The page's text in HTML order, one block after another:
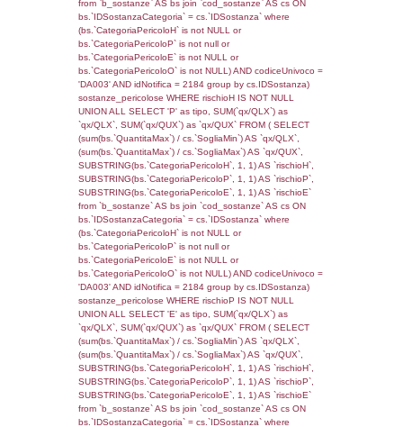
f_territori_limitrofi.Direzione,
f_territori_limitrofi.Denominazione,
rofi.DescAltro FROM f_territori_limitrofi
cod_territori_tipologia ON
(f_territori_limitrofi.IDTipologiaTerritorio =
cod_territori_tipologia.IDTipologiaTerritorio)
(f_territori_limitrofi.IDTipoTerritorio =
cod_territori_tipologia.IDTerritorioTP)
(((f_territori_limitrofi.IDNotifica)=255) AND
((f_territori_limitrofi.IDTipoTerritorio)=6)),
0.070658922195435
sql: SELECT f_territori_limitrofi.Distanza,
f_territori_limitrofi.Direzione,
f_territori_limitrofi.Denominazione,
rofi.DescAltro FROM f_territori_limitrofi
cod_territori_tipologia ON
(f_territori_limitrofi.IDTipologiaTerritorio =
cod_territori_tipologia.IDTipologiaTerritorio)